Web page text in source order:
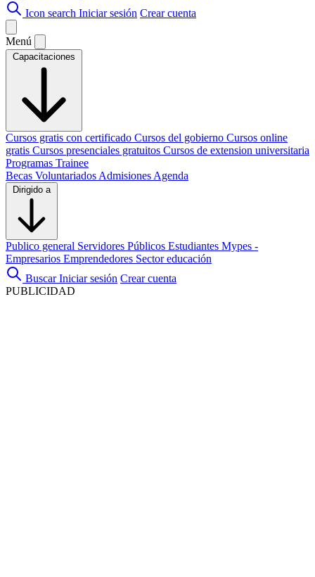
Icon search Iniciar sesión Crear cuenta
Menú
Capacitaciones
Cursos gratis con certificado Cursos del gobierno Cursos online
gratis Cursos presenciales gratuitos Cursos de extension universitaria
Programas Trainee
Becas Voluntariados Admisiones Agenda
Dirigido a
Publico general Servidores Públicos Estudiantes Mypes -
Empresarios Emprendedores Sector educación
Buscar Iniciar sesión Crear cuenta
PUBLICIDAD